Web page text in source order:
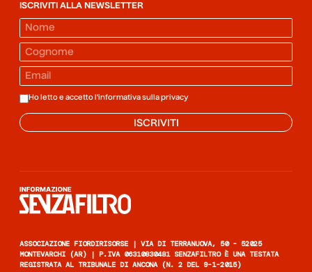
ISCRIVITI ALLA NEWSLETTER
Ho letto e accetto l'informativa sulla privacy
ISCRIVITI
ASSOCIAZIONE FIORDIRISORSE | VIA DI TERRANUOVA, 50 - 52025
MONTEVARCHI (AR) | P.IVA 06310830481 SENZAFILTRO È UNA TESTATA
REGISTRATA AL TRIBUNALE DI ANCONA (N. 2 DEL 9-1-2015)